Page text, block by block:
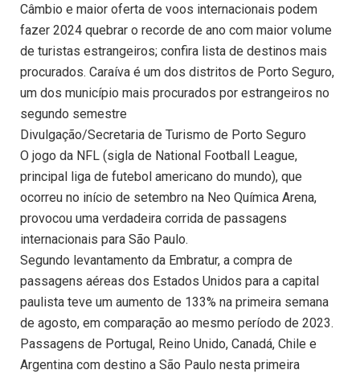
Câmbio e maior oferta de voos internacionais podem
fazer 2024 quebrar o recorde de ano com maior volume
de turistas estrangeiros; confira lista de destinos mais
procurados. Caraíva é um dos distritos de Porto Seguro,
um dos município mais procurados por estrangeiros no
segundo semestre
Divulgação/Secretaria de Turismo de Porto Seguro
O jogo da NFL (sigla de National Football League,
principal liga de futebol americano do mundo), que
ocorreu no início de setembro na Neo Química Arena,
provocou uma verdadeira corrida de passagens
internacionais para São Paulo.
Segundo levantamento da Embratur, a compra de
passagens aéreas dos Estados Unidos para a capital
paulista teve um aumento de 133% na primeira semana
de agosto, em comparação ao mesmo período de 2023.
Passagens de Portugal, Reino Unido, Canadá, Chile e
Argentina com destino a São Paulo nesta primeira